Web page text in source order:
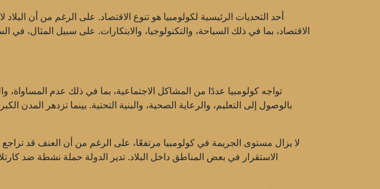
أحد التحديات الرئيسية لكولومبيا هو تنوع الاقتصاد. على الرغم من أن البلاد
الاقتصاد، بما في ذلك السياحة، والتكنولوجيا، والابتكارات. على سبيل المثال، في
تواجه كولومبيا عددًا من المشاكل الاجتماعية، بما في ذلك عدم المساواة،
بالوصول إلى التعليم، والرعاية الصحية، والبنية التحتية. بينما تزدهر المدن
لا يزال مستوى الجريمة في كولومبيا مرتفعًا، على الرغم من أن العنف قد
الاستقرار في بعض المناطق داخل البلاد. تدير الدولة حملة نشطة ضد